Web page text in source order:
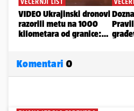
Komentari 0